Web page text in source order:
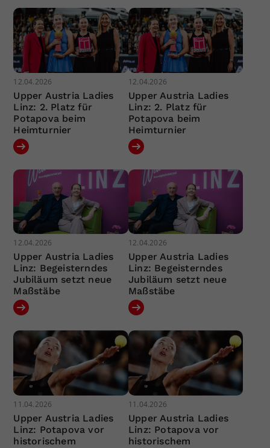
12.04.2026
Upper Austria Ladies
Linz: 2. Platz für
Potapova beim
Heimturnier
12.04.2026
Upper Austria Ladies
Linz: 2. Platz für
Potapova beim
Heimturnier
12.04.2026
Upper Austria Ladies
Linz: Begeisterndes
Jubiläum setzt neue
Maßstäbe
12.04.2026
Upper Austria Ladies
Linz: Begeisterndes
Jubiläum setzt neue
Maßstäbe
11.04.2026
Upper Austria Ladies
Linz: Potapova vor
historischem
11.04.2026
Upper Austria Ladies
Linz: Potapova vor
historischem